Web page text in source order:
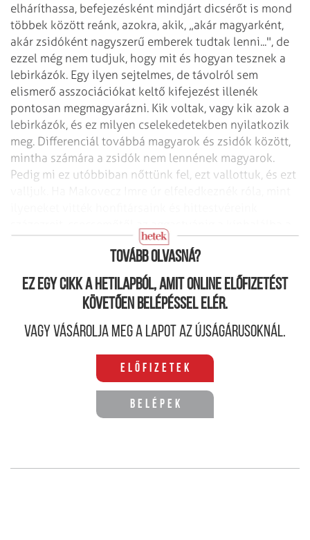
elháríthassa, befejezésként mindjárt dicsérőt is mond
többek között reánk, azokra, akik, „akár magyarként,
akár zsidóként nagyszerű emberek tudtak lenni...", de
ezzel még nem tudjuk, hogy mit és hogyan tesznek a
lebirkázók. Egy ilyen sejtelmes, de távolról sem
elismerő asszociációkat keltő kifejezést illenék
pontosan megmagyarázni. Kik voltak, vagy kik azok a
lebirkázók, és ez milyen cselekedetekben nyilatkozik
meg. Differenciál továbbá magyarok és zsidók között,
mintha számára a zsidók nem lennének magyarok.
Pedig mi ez utóbbiban nőttünk fel, ezt vallottuk, és ezt
német hitleristák és hazai cinkosaik.
Tovább olvasná?
Ez egy cikk a hetilapból, amit online előfizetést
követően belépéssel elér.
Vagy vásárolja meg a lapot az újságárusoknál.
Előfizetek
Belépek